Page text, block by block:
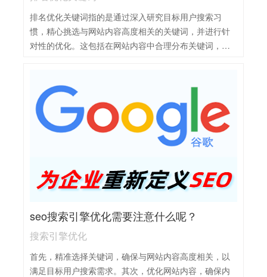
排名优化关键词指的是通过深入研究目标用户搜索习
惯，精心挑选与网站内容高度相关的关键词，并进行针
对性的优化。这包括在网站内容中合理分布关键词，提
seo搜索引擎优化需要注意什么呢？
搜索引擎优化
首先，精准选择关键词，确保与网站内容高度相关，以
满足目标用户搜索需求。其次，优化网站内容，确保内